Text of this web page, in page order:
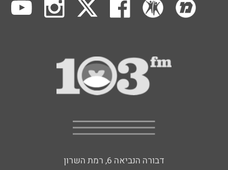
דבורה הנביאה 6, רמת השרון